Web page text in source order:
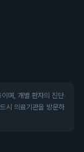
며, 개별 환자의 진단·
시 의료기관을 방문하